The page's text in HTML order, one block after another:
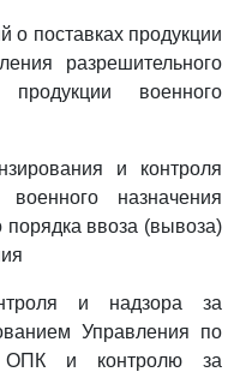
о поставках продукции
разрешительного
военного
и контроля
назначения
ввоза (вывоза)
и надзора за
Управления по
ОПК и контролю за